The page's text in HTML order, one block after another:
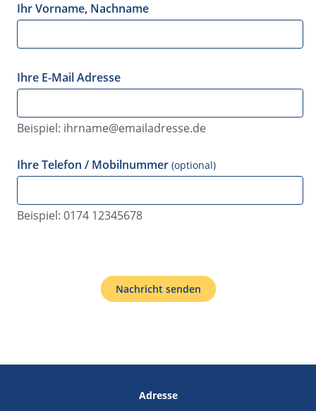
Ihr Vorname, Nachname
Ihre E-Mail Adresse
Beispiel: ihrname@emailadresse.de
Ihre Telefon / Mobilnummer (optional)
Beispiel: 0174 12345678
Nachricht senden
Adresse